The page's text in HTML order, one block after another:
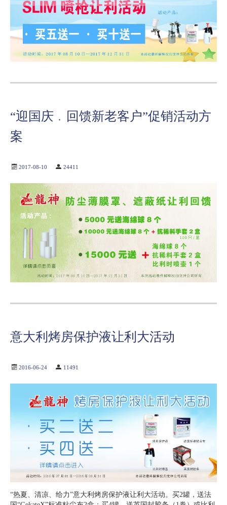
“迎国庆﹒回馈新老客户”促销活动方
案
2017-08-10 24411
意大利烤房保护液让利大活动
2016-06-24 11491
“热夏、清凉、给力”意大利烤房保护液让利大活动。买2罐，送法